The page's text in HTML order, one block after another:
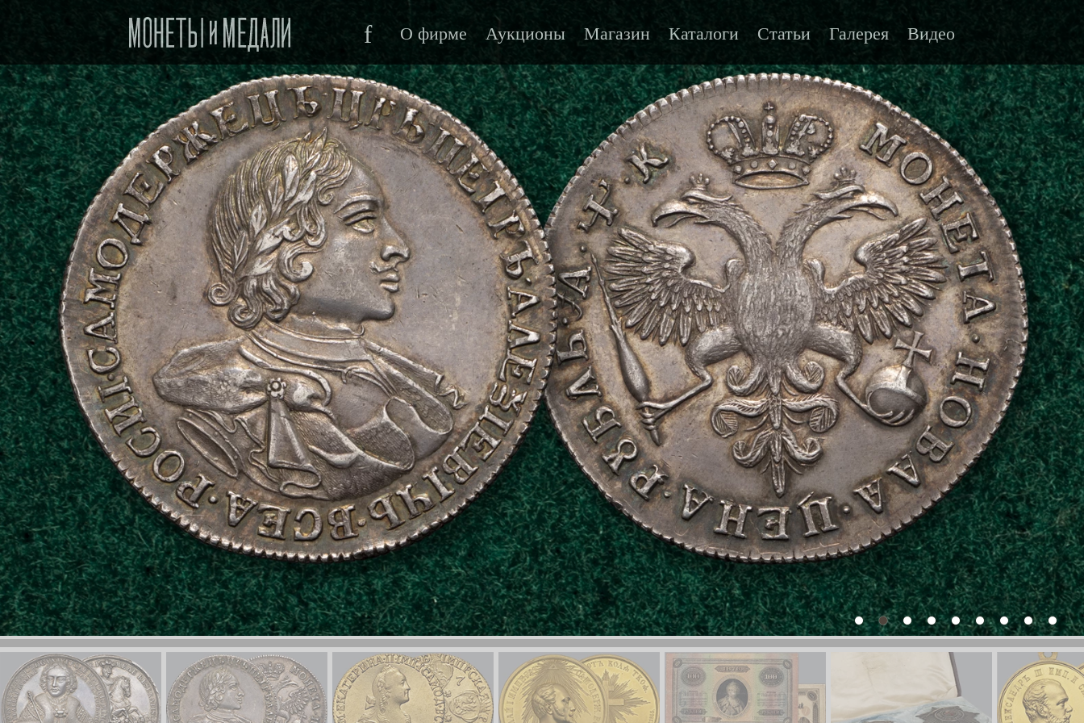
f О фирме Аукционы Магазин Каталоги Статьи Галерея Видео